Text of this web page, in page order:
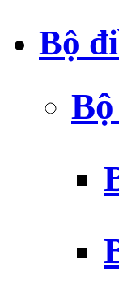
Bộ